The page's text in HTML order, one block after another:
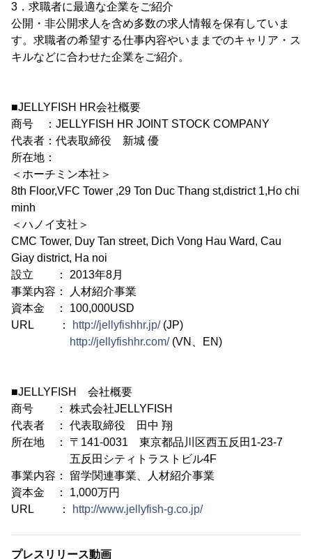
3．求職者に最適な企業をご紹介
公開・非公開求人を含め多数の求人情報を保有していま
す。求職者の希望する仕事内容やいままでのキャリア・ス
キルなどに合わせた企業をご紹介。
■JELLYFISH HR会社概要
商号 ：JELLYFISH HR JOINT STOCK COMPANY
代表者：代表取締役 新城 優
所在地：
＜ホーチミン本社＞
8th Floor,VFC Tower ,29 Ton Duc Thang st,district 1,Ho chi
minh
＜ハノイ支社＞
CMC Tower, Duy Tan street, Dich Vong Hau Ward, Cau
Giay district, Ha noi
設立 ： 2013年8月
事業内容： 人材紹介事業
資本金 ： 100,000USD
URL ：
http://jellyfishhr.jp/(JP)
http://jellyfishhr.com/(VN、EN)
■JELLYFISH 会社概要
商号 ： 株式会社JELLYFISH
代表者 ： 代表取締役 田中 翔
所在地 ： 〒141-0031 東京都品川区西五反田1-23-7
五反田シティトラストビル4F
事業内容： 留学関連事業、人材紹介事業
資本金 ： 1,000万円
URL ：
http://www.jellyfish-g.co.jp/
プレスリリース動画